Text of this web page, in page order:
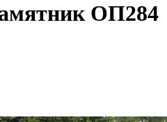
ОП284